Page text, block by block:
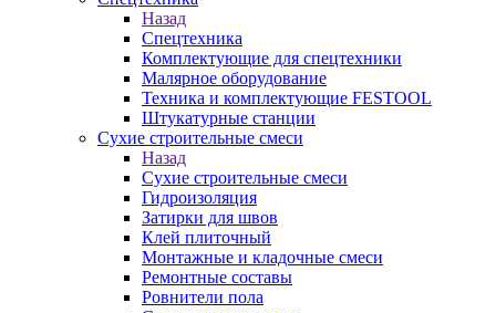
Назад
Спецтехника
Комплектующие для спецтехники
Малярное оборудование
Техника и комплектующие FESTOOL
Штукатурные станции
Сухие строительные смеси
Назад
Сухие строительные смеси
Гидроизоляция
Затирки для швов
Клей плиточный
Монтажные и кладочные смеси
Ремонтные составы
Ровнители пола